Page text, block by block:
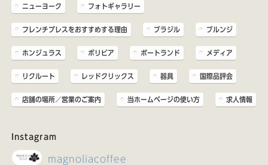
ニューヨーク フォトギャラリー
フレンチプレスをおすすめする理由 ブラジル ブルンジ
ホンジュラス ボリビア ポートランド メディア
リクルート レッドクリックス 器具 国際品評会
店舗の場所／営業のご案内 当ホームページの使い方 求人情報
Instagram
magnoliacoffee